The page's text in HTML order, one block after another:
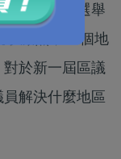
」區議會選舉
爭激烈，88個地
於新一屆區議
解決什麼地區